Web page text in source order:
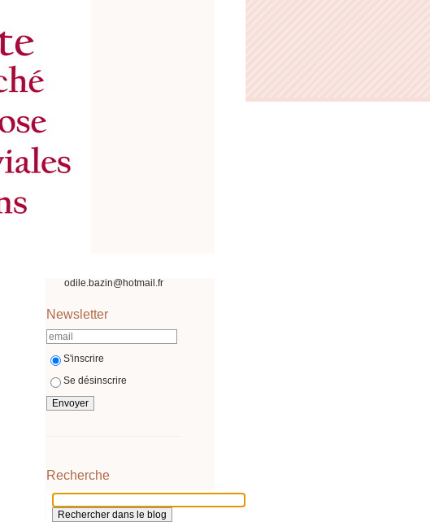
odile.bazin@hotmail.fr
Newsletter
S'inscrire
Se désinscrire
Recherche